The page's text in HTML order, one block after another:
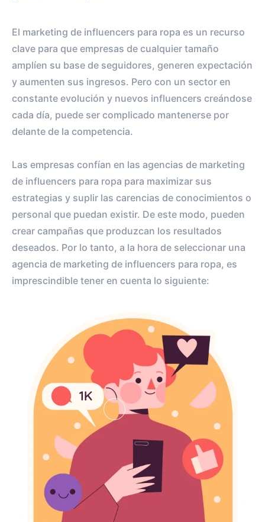
El marketing de influencers para ropa es un recurso
clave para que empresas de cualquier tamaño
amplíen su base de seguidores, generen expectación
y aumenten sus ingresos. Pero con un sector en
constante evolución y nuevos influencers creándose
cada día, puede ser complicado mantenerse por
delante de la competencia.
Las empresas confían en las agencias de marketing
de influencers para ropa para maximizar sus
estrategias y suplir las carencias de conocimientos o
personal que puedan existir. De este modo, pueden
crear campañas que produzcan los resultados
deseados. Por lo tanto, a la hora de seleccionar una
agencia de marketing de influencers para ropa, es
imprescindible tener en cuenta lo siguiente: